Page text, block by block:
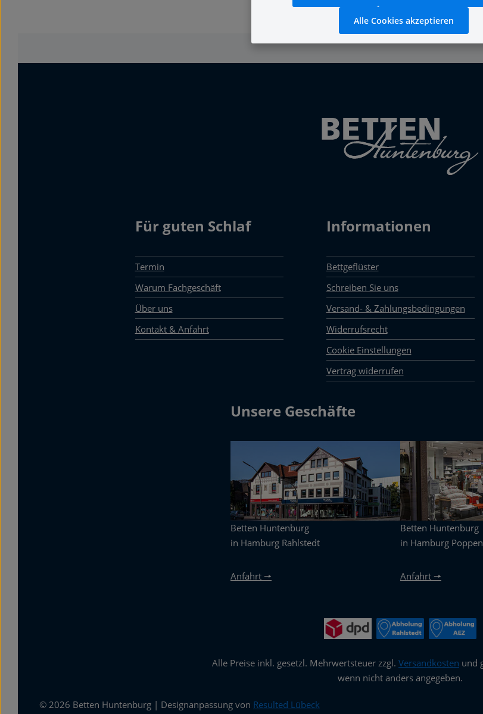
Für guten Schlaf
Termin
Warum Fachgeschäft
Über uns
Kontakt & Anfahrt
Informationen
Bettgeflüster
Schreiben Sie uns
Versand- & Zahlungsbedingungen
Widerrufsrecht
Cookie Einstellungen
Vertrag widerrufen
Unsere Geschäfte
Betten Huntenburg
in Hamburg Rahlstedt
Anfahrt 🠖
Betten Huntenburg
in Hamburg
Anfahrt 🠖
Alle Preise inkl. gesetzl. Mehrwertsteuer zzgl. Versandkosten und
wenn nicht anders angegeben.
© 2026 Betten Huntenburg | Designanpassung von Resulted Lübeck
Alle Cookies akzeptieren